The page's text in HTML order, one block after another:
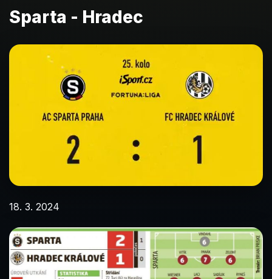
Sparta - Hradec
18. 3. 2024